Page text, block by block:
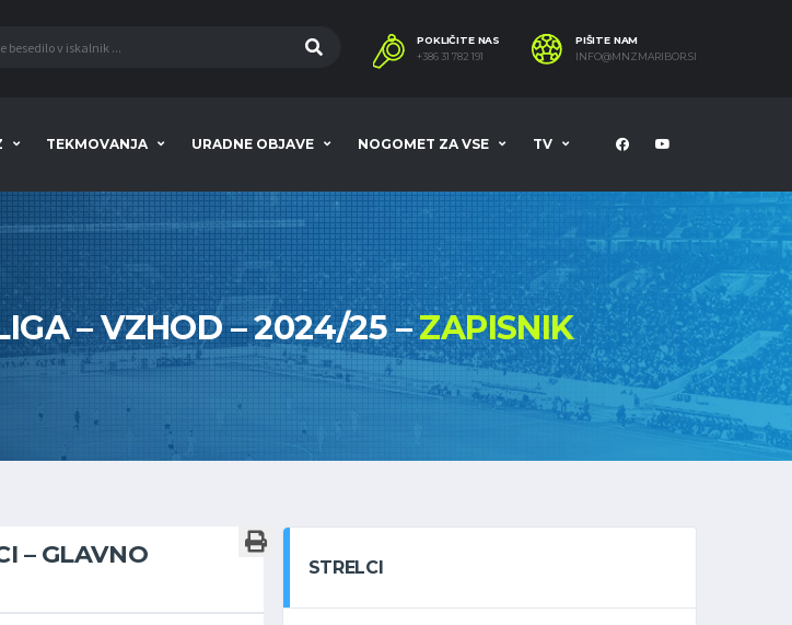
POKLIČITE NAS
+386 31 782 191
PIŠITE NAM
INFO@MNZMARIBOR.SI
TEKMOVANJA URADNE OBJAVE NOGOMET ZA VSE TV
– VZHOD – 2024/25 –ZAPISNIK
– GLAVNO
STRELCI